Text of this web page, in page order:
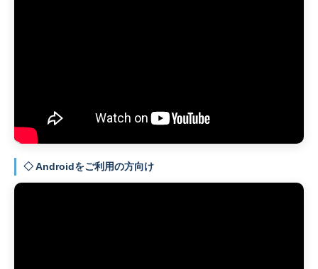
◇ Androidをご利用の方向け